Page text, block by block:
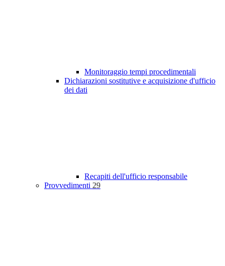
Monitoraggio tempi procedimentali
Dichiarazioni sostitutive e acquisizione d'ufficio
dei dati
Recapiti dell'ufficio responsabile
Provvedimenti 29